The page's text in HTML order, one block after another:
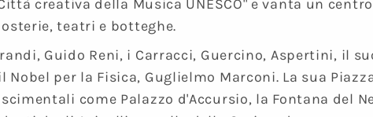
creativa della Musica UNESCO" e vanta un
teatri e botteghe.
Guido Reni, i Carracci, Guercino, Aspertini, il
Nobel per la Fisica, Guglielmo Marconi. La sua
come Palazzo d'Accursio, la Fontana del